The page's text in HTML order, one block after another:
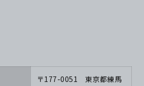
〒177-0051 東京都練馬